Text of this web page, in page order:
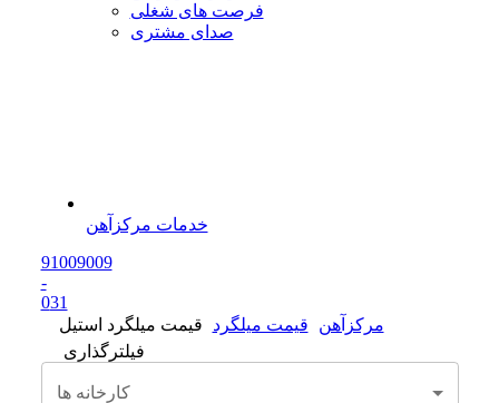
فرصت های شغلی
صدای مشتری
خدمات مرکزآهن
91009009
-
031
مرکزآهن
قیمت میلگرد قیمت میلگرد استیل
فیلترگذاری
کارخانه ها